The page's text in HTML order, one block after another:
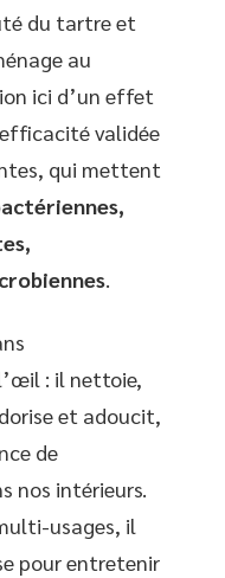
du tartre et
au
ici d’un effet
validée
qui mettent
: il nettoie,
et adoucit,
de
nos intérieurs.
usages, il
pour entretenir